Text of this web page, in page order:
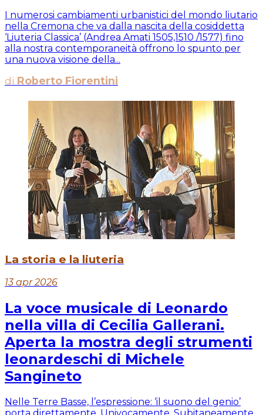
I numerosi cambiamenti urbanistici del mondo liutario
nella Cremona che va dalla nascita della cosiddetta
‘Liuteria Classica’ (Andrea Amati 1505,1510 /1577) fino
alla nostra contemporaneità offrono lo spunto per
una nuova visione della...
di Roberto Fiorentini
La storia e la liuteria
13 apr 2026
La voce musicale di Leonardo
nella villa di Cecilia Gallerani.
Aperta la mostra degli strumenti
leonardeschi di Michele
Sangineto
Nelle Terre Basse, l’espressione: ‘il suono del genio’